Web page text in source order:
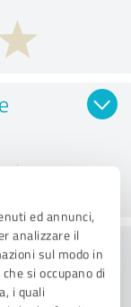
ed annunci,
analizzare il
sul modo in
si occupano di
i quali